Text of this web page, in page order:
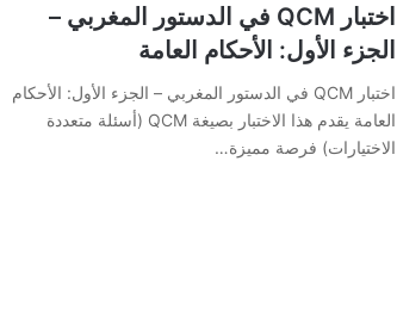
اختبار QCM في الدستور المغربي –
الجزء الأول: الأحكام العامة
اختبار QCM في الدستور المغربي – الجزء الأول: الأحكام
العامة يقدم هذا الاختبار بصيغة QCM (أسئلة متعددة
الاختيارات) فرصة مميزة…